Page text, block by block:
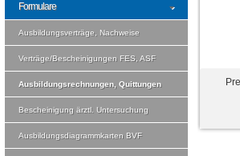
Formulare
Ausbildungsverträge, Nachweise
Verträge/Bescheinigungen FES, ASF
Ausbildungsrechnungen, Quittungen
Bescheinigung ärztl. Untersuchung
Ausbildungsdiagrammkarten BVF